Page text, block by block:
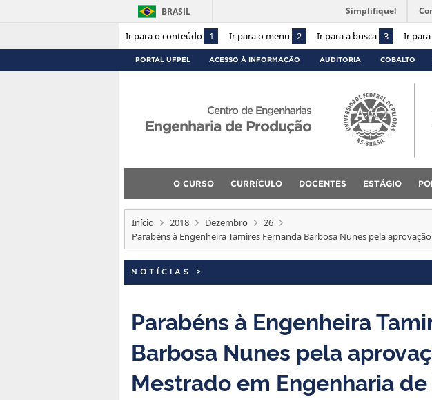
Ir para o conteúdo 1 Ir para o menu 2 Ir para a busca 3 Ir
BRASIL Simplifique!
PORTAL UFPEL ACESSO À INFORMAÇÃO AUDITORIA COBALTO
Centro de Engenharias
Engenharia de Produção
O CURSO CURRÍCULO DOCENTES ESTÁGIO
Início 2018 Dezembro
26
Parabéns à Engenheira Tamires Fernanda Barbosa Nunes pela
NOTÍCIAS >
Parabéns à Engenheira
Barbosa Nunes pela
Mestrado em Engenharia